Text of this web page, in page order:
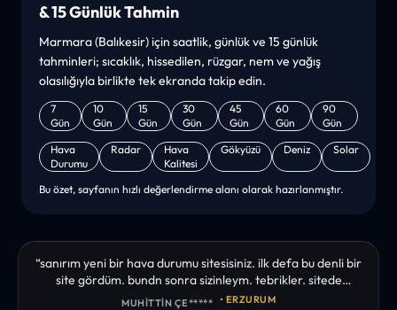
& 15 Günlük Tahmin
Marmara (Balıkesir) için saatlik, günlük ve 15 günlük
tahminleri; sıcaklık, hissedilen, rüzgar, nem ve yağış
olasılığıyla birlikte tek ekranda takip edin.
7
Gün
10
Gün
15
Gün
30
Gün
45
Gün
60
Gün
90
Gün
Hava
Durumu
Radar
Hava
Kalitesi
Gökyüzü Deniz Solar
Bu özet, sayfanın hızlı değerlendirme alanı olarak hazırlanmıştır.
“sanırım yeni bir hava durumu sitesisiniz. ilk defa bu denli bir
site gördüm. bundn sonra sizinleym. tebrikler. sitede
istediğim tüm bilgiyi bulabiliyorum. ekibinizin emeğine saglık”
MUHITTIN ÇE***** • ERZURUM